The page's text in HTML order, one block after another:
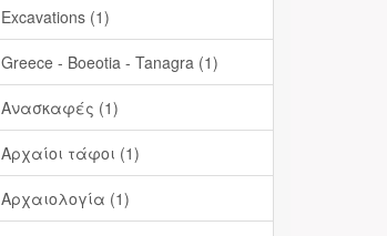
Excavations (1)
Greece - Boeotia - Tanagra (1)
Ανασκαφές (1)
Αρχαίοι τάφοι (1)
Αρχαιολογία (1)